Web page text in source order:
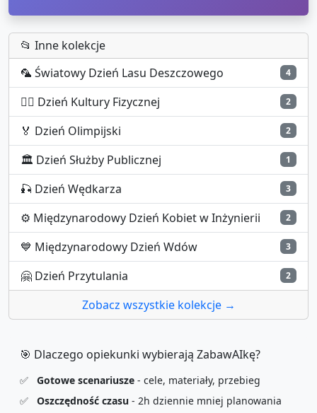
📂 Inne kolekcje
🦜 Światowy Dzień Lasu Deszczowego 4
🤸‍♀️ Dzień Kultury Fizycznej 2
🏅 Dzień Olimpijski 2
🏛️ Dzień Służby Publicznej 1
🎣 Dzień Wędkarza 3
⚙️ Międzynarodowy Dzień Kobiet w Inżynierii 2
💙 Międzynarodowy Dzień Wdów 3
🤗 Dzień Przytulania 2
Zobacz wszystkie kolekcje →
🎯 Dlaczego opiekunki wybierają ZabawAIkę?
✅ Gotowe scenariusze - cele, materiały, przebieg
✅
Oszczędność czasu - 2h dziennie mniej planowania